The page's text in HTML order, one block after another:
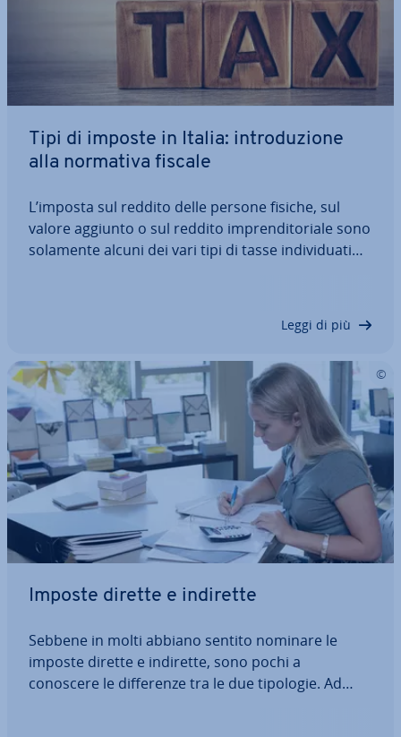
Tipi di imposte in Italia: in­tro­du­zio­ne
alla normativa fiscale
L’imposta sul reddito delle persone fisiche, sul
valore aggiunto o sul reddito im­pren­di­to­ria­le sono
solamente alcuni dei vari tipi di tasse in­di­vi­dua­ti
Leggi di più
Imposte dirette e indirette
Sebbene in molti abbiano sentito nominare le
imposte dirette e indirette, sono pochi a
conoscere le dif­fe­ren­ze tra le due tipologie. Ad